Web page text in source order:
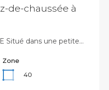
de-chaussée à
Situé dans une petite…
Zone
40